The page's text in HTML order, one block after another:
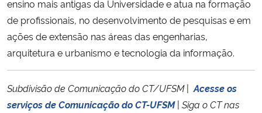
ensino mais antigas da Universidade e atua na formação
de profissionais, no desenvolvimento de pesquisas e em
ações de extensão nas áreas das engenharias,
arquitetura e urbanismo e tecnologia da informação.
Subdivisão de Comunicação do CT/UFSM| Acesse os
serviços de Comunicação do CT-UFSM| Siga o CT nas